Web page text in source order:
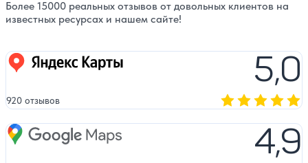
Более 15000 реальных отзывов от довольных клиентов на
известных ресурсах и нашем сайте!
Яндекс карты 5,0
920 отзывов
Google Maps 4,9